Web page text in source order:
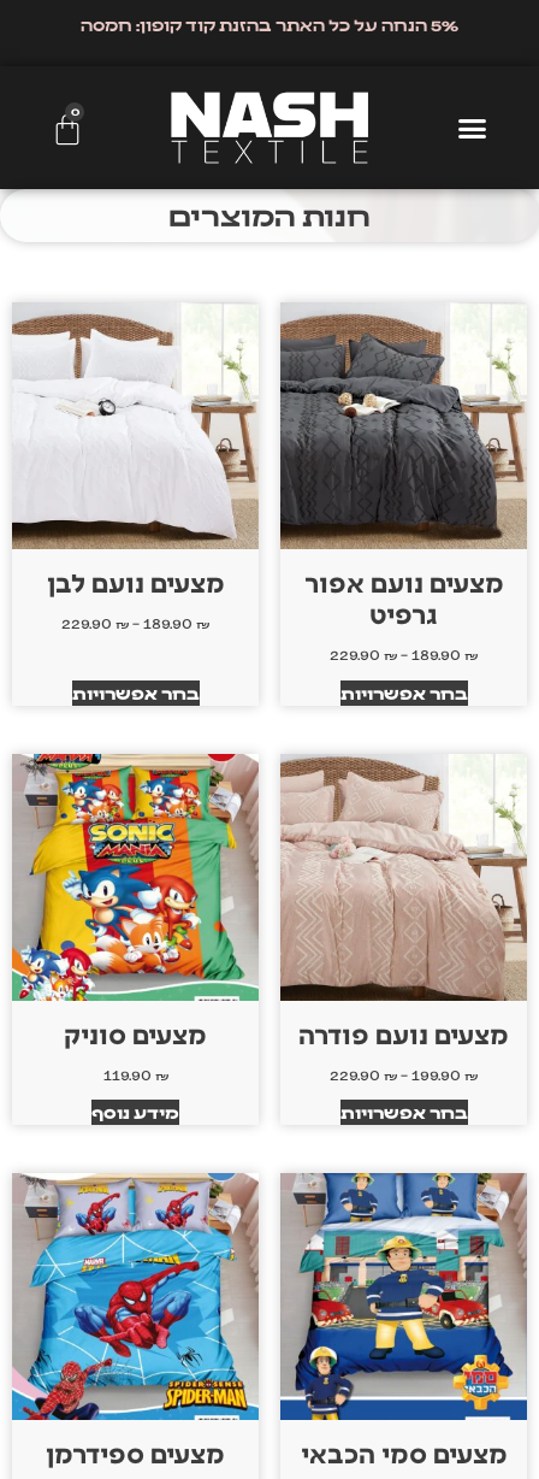
5% הנחה על כל האתר בהזנת קוד קופון: חמסה
0
חנות המוצרים
מצעים נועם אפור
גרפיט
189.90 ₪
–
229.90 ₪
בחר אפשרויות
מצעים נועם לבן
189.90 ₪
–
229.90 ₪
בחר אפשרויות
מצעים נועם פודרה
199.90 ₪
–
229.90 ₪
בחר אפשרויות
מצעים סוניק
119.90 ₪
מידע נוסף
מצעים סמי הכבאי מצעים ספידרמן